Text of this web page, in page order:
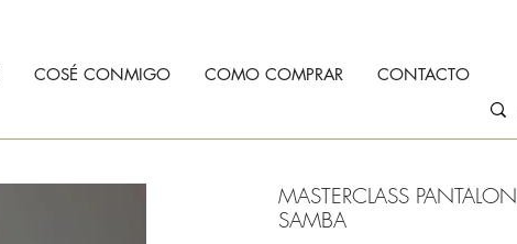
COSÉ CONMIGO COMO COMPRAR CONTACTO
MASTERCLASS PANTALON
SAMBA